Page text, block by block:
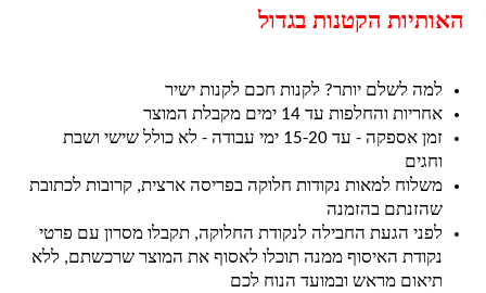
האותיות הקטנות בגדול
למה לשלם יותר? לקנות חכם לקנות ישיר
אחריות והחלפות עד 14 ימים מקבלת המוצר
זמן אספקה - עד 15-20 ימי עבודה - לא כולל שישי ושבת
וחגים
משלוח למאות נקודות חלוקה בפריסה ארצית, קרובות לכתובת
שהזנתם בהזמנה
לפני הגעת החבילה לנקודת החלוקה, תקבלו מסרון עם פרטי
נקודת האיסוף ממנה תוכלו לאסוף את המוצר שרכשתם, ללא
תיאום מראש ובמועד הנוח לכם